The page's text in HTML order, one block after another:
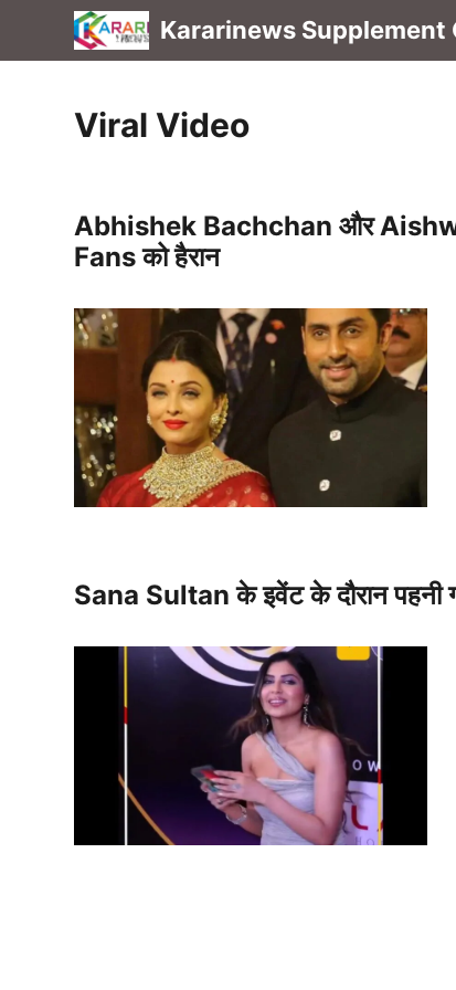
content
Kararinews Supplement
Viral Video
Abhishek Bachchan और
Fans को हैरान
Sana Sultan के इवेंट के दौरान पहनी